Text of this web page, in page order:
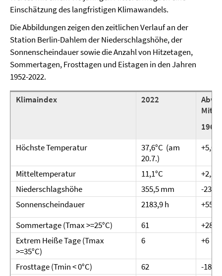
Einschätzung des langfristigen Klimawandels.
Die Abbildungen zeigen den zeitlichen Verlauf an der
Station Berlin-Dahlem der Niederschlagshöhe, der
Sonnenscheindauer sowie die Anzahl von Hitzetagen,
Sommertagen, Frosttagen und Eistagen in den Jahren
1952-2022.
Klimaindex 2022
Höchste Temperatur
37,6°C (am
20.7.)
Mitteltemperatur 11,1°C
Niederschlagshöhe
355,5 mm
-
Sonnenscheindauer
2183,9 h
Sommertage (Tmax >=25°C)
61
+28
Extrem Heiße Tage (Tmax
>=35°C)
6 +6
Frosttage (Tmin < 0°C) 62
-18